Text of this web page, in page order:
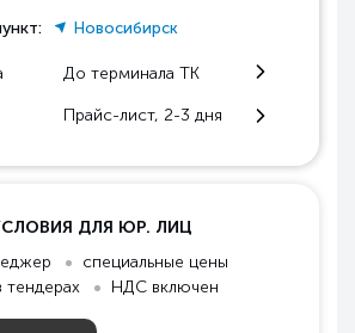
Новосибирск
До терминала ТК
Прайс-лист, 2-3 дня
ДЛЯ ЮР. ЛИЦ
специальные цены
тендерах
НДС включен